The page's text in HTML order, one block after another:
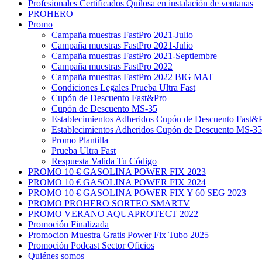
Profesionales Certificados Quilosa en instalación de ventanas
PROHERO
Promo
Campaña muestras FastPro 2021-Julio
Campaña muestras FastPro 2021-Julio
Campaña muestras FastPro 2021-Septiembre
Campaña muestras FastPro 2022
Campaña muestras FastPro 2022 BIG MAT
Condiciones Legales Prueba Ultra Fast
Cupón de Descuento Fast&Pro
Cupón de Descuento MS-35
Establecimientos Adheridos Cupón de Descuento
Establecimientos Adheridos Cupón de Descuento MS-35
Promo Plantilla
Prueba Ultra Fast
Respuesta Valida Tu Código
PROMO 10 € GASOLINA POWER FIX 2023
PROMO 10 € GASOLINA POWER FIX 2024
PROMO 10 € GASOLINA POWER FIX Y 60 SEG 2023
PROMO PROHERO SORTEO SMARTV
PROMO VERANO AQUAPROTECT 2022
Promoción Finalizada
Promocion Muestra Gratis Power Fix Tubo 2025
Promoción Podcast Sector Oficios
Quiénes somos